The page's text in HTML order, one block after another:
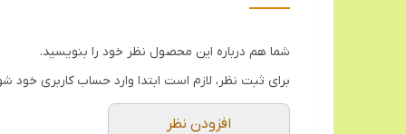
شما هم درباره این محصول نظر خود را بنویسید.
برای ثبت نظر، لازم است ابتدا وارد حساب کاربری خود
افزودن نظر